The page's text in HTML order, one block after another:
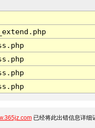
已经将此出错信息详细